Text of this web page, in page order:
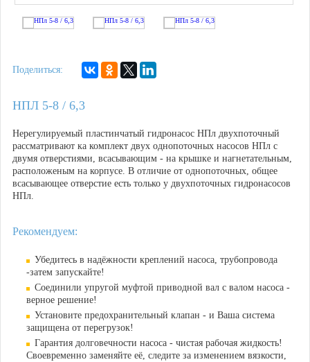
Поделиться:
НПЛ 5-8 / 6,3
Нерегулируемый пластинчатый гидронасос НПл двухпоточный
рассматривают ка комплект двух однопоточных насосов НПл с
двумя отверстиями, всасывающим - на крышке и нагнетательным,
расположеным на корпусе. В отличие от однопоточных, общее
всасывающее отверстие есть только у двухпоточных гидронасосов
НПл.
Рекомендуем:
Убедитесь в надёжности креплений насоса, трубопровода
-затем запускайте!
Соединили упругой муфтой приводной вал с валом насоса -
верное решение!
Установите предохранительный клапан - и Ваша система
защищена от перегрузок!
Гарантия долговечности насоса - чистая рабочая жидкость!
Своевременно заменяйте её, следите за изменением вязкости,